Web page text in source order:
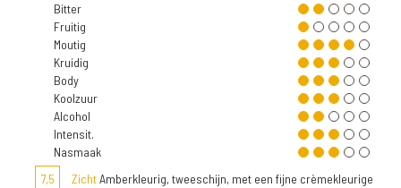
Bitter
Fruitig
Moutig
Kruidig
Body
Koolzuur
Alcohol
Intensit.
Nasmaak
7,5
ZichtAmberkleurig, tweeschijn, met een fijne crèmekleurige